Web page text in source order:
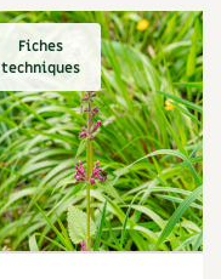
Fiches
techniques